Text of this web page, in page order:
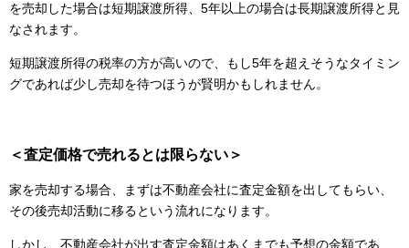
を売却した場合は短期譲渡所得、5年以上の場合は長期譲渡所得と見
なされます。
短期譲渡所得の税率の方が高いので、もし5年を超えそうなタイミン
グであれば少し売却を待つほうが賢明かもしれません。
＜査定価格で売れるとは限らない＞
家を売却する場合、まずは不動産会社に査定金額を出してもらい、
その後売却活動に移るという流れになります。
しかし、不動産会社が出す査定金額はあくまでも予想の金額であ